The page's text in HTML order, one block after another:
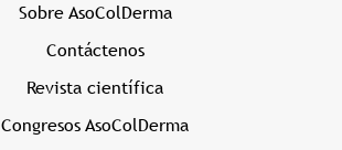
Sobre AsoColDerma
Contáctenos
Revista científica
Congresos AsoColDerma